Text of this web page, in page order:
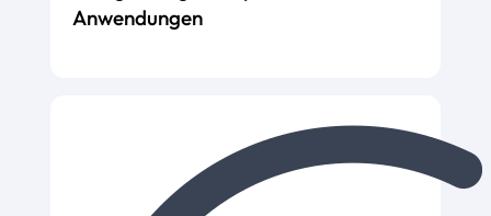
Anwendungen